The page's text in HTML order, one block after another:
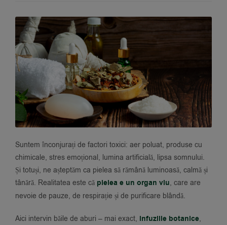
Suntem înconjurați de factori toxici: aer poluat, produse cu
chimicale, stres emoțional, lumina artificială, lipsa somnului.
Și totuși, ne așteptăm ca pielea să rămână luminoasă, calmă și
tânără. Realitatea este că pielea e un organ viu, care are
nevoie de pauze, de respirație și de purificare blândă.
Aici intervin băile de aburi – mai exact, infuziile botanice,